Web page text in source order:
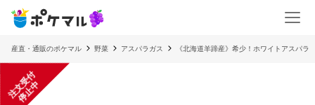
産直・通販のポケマル 野菜 アスパラガス 《北海道羊蹄産》希少！ホワイトアスパラ
注
文
受
付
停
止
中